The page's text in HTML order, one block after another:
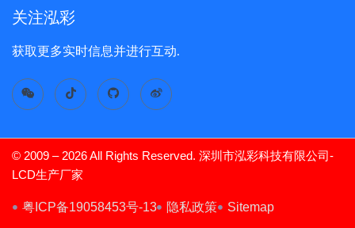
关注泓彩
获取更多实时信息并进行互动.
© 2009 – 2026 All Rights Reserved. 深圳市泓彩科技有限公司-
LCD生产厂家
粤ICP备19058453号-13 隐私政策 Sitemap